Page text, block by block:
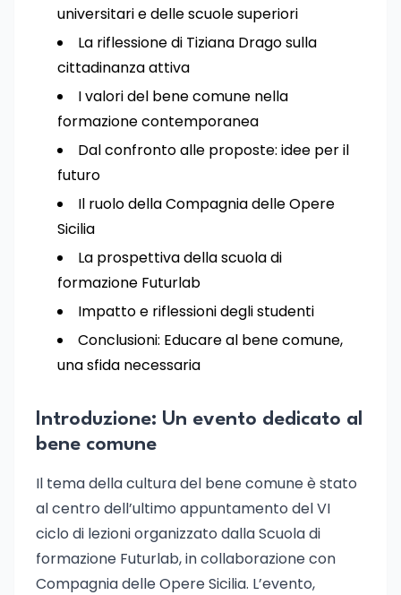
universitari e delle scuole superiori
La riflessione di Tiziana Drago sulla
cittadinanza attiva
I valori del bene comune nella
formazione contemporanea
Dal confronto alle proposte: idee per il
futuro
Il ruolo della Compagnia delle Opere
Sicilia
La prospettiva della scuola di
formazione Futurlab
Impatto e riflessioni degli studenti
Conclusioni: Educare al bene comune,
una sfida necessaria
Introduzione: Un evento dedicato al
bene comune
Il tema della cultura del bene comune è stato
al centro dell’ultimo appuntamento del VI
ciclo di lezioni organizzato dalla Scuola di
formazione Futurlab, in collaborazione con
Compagnia delle Opere Sicilia. L’evento,